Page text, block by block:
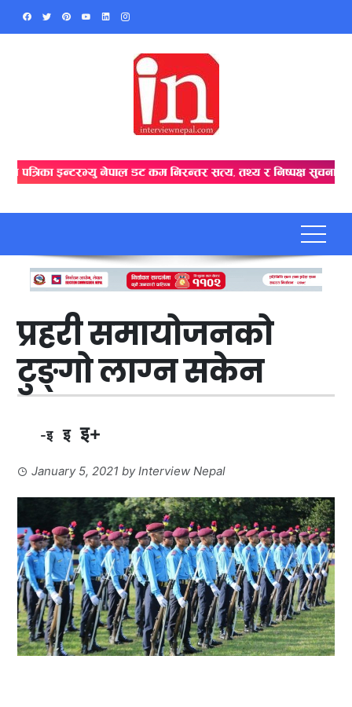
Skip
प्रहरी समायोजनको
टुङ्गो लाग्न सकेन
-इ इ इ+
January 5, 2021 byInterview Nepal